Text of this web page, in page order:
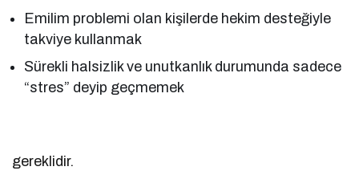
Emilim problemi olan kişilerde hekim desteğiyle
takviye kullanmak
Sürekli halsizlik ve unutkanlık durumunda sadece
“stres” deyip geçmemek
gereklidir.